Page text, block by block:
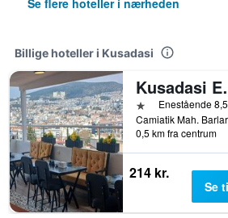
Se flere hoteller i nærheden
Billige hoteller i Kusadasi
1 stjerneEnestående 8,5
0,5 km fra centrum
214 kr.
Se